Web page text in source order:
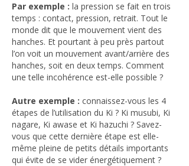
Par exemple : la pression se fait en trois
temps : contact, pression, retrait. Tout le
monde dit que le mouvement vient des
hanches. Et pourtant à peu près partout
l’on voit un mouvement avant/arrière des
hanches, soit en deux temps. Comment
une telle incohérence est-elle possible ?
Autre exemple : connaissez-vous les 4
étapes de l’utilisation du Ki ? Ki musubi, Ki
nagare, Ki awase et Ki hazuchi ? Savez-
vous que cette dernière étape est elle-
même pleine de petits détails importants
qui évite de se vider énergétiquement ?